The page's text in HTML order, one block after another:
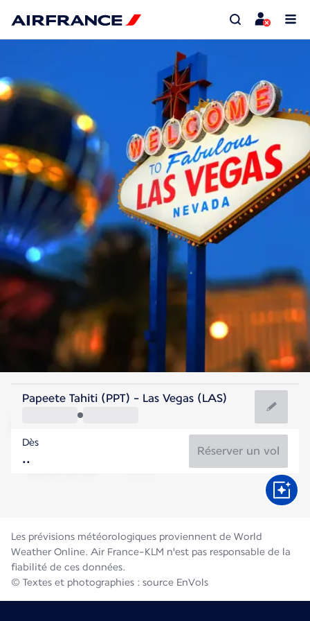
Etats-Unis
Las Vegas
Etats-Unis
Durée du vol
Papeete Tahiti (PPT) - Las Vegas (LAS)
Dès
Réserver un vol
Les prévisions météorologiques proviennent de World
Weather Online. Air France-KLM n'est pas responsable de la
fiabilité de ces données.
© Textes et photographies : source EnVols